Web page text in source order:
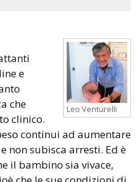
Leo Venturelli
e
che
clinico.
continui ad aumentare
non subisca arresti. Ed è
il bambino sia vivace,